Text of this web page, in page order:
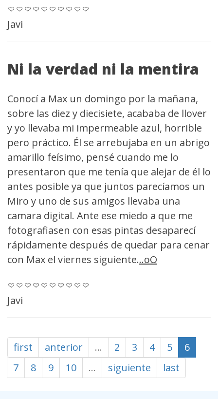
Javi
Ni la verdad ni la mentira
Conocí a Max un domingo por la mañana,
sobre las diez y diecisiete, acababa de llover
y yo llevaba mi impermeable azul, horrible
pero práctico. Él se arrebujaba en un abrigo
amarillo feísimo, pensé cuando me lo
presentaron que me tenía que alejar de él lo
antes posible ya que juntos parecíamos un
Miro y uno de sus amigos llevaba una
camara digital. Ante ese miedo a que me
fotografiasen con esas pintas desaparecí
rápidamente después de quedar para cenar
con Max el viernes siguiente...oO
Javi
first anterior … 2 3 4 5
6
7
8 9 10 … siguiente last